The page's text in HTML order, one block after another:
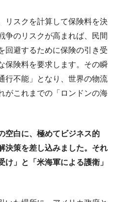
リスクを計算して保険料を決
争のリスクが高まれば、民間
回避するために保険の引き受
保険料を要求します。その瞬
行不能」となり、世界の物流
がこれまでの「ロンドンの海
空白に、極めてビジネス的
決策を差し込みました。それ
」と「米海軍による護衛」